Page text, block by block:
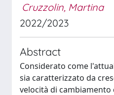
Cruzzolin, Martina
2022/2023
Abstract
Considerato come
sia caratterizzato da
velocità di cambiamento